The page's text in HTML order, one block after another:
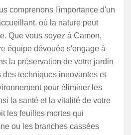
comprenons l'importance d'un
où la nature peut
Que vous soyez à Camon,
équipe dévouée s'engage à
la préservation de votre jardin
techniques innovantes et
pour éliminer les
la santé et la vitalité de votre
les feuilles mortes qui
ou les branches cassées